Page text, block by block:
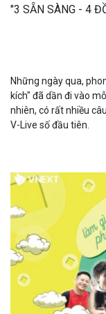
"3 SẴN SÀNG - 4
Những ngày qua,
kích" đã dần đi vào
nhiên, có rất nhiều
V-Live số đầu tiên.